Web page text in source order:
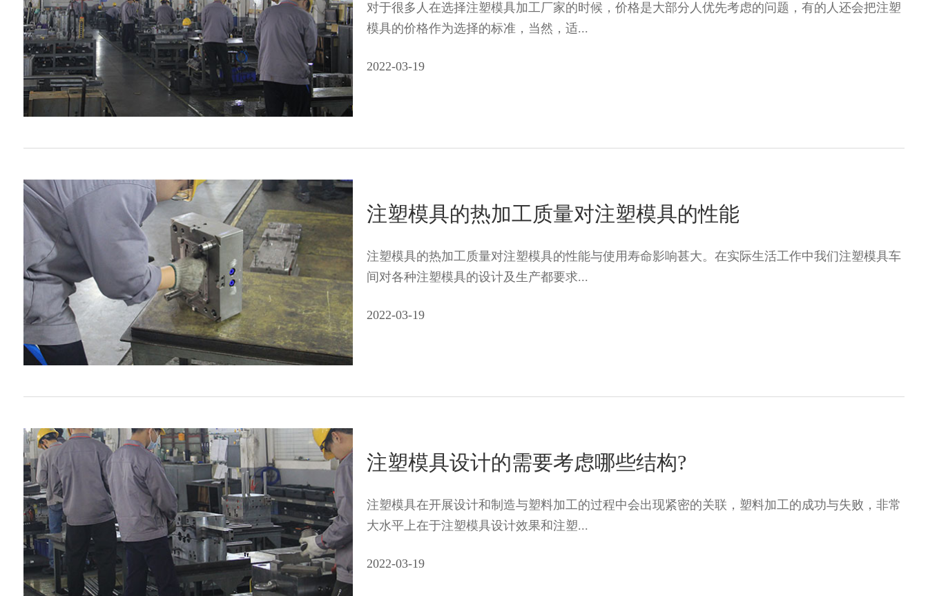
对于很多人在选择注塑模具加工厂家的时候，价格是大部分人优先考虑的问题，有的人还会把注塑
模具的价格作为选择的标准，当然，适...
2022-03-19
注塑模具的热加工质量对注塑模具的性能
注塑模具的热加工质量对注塑模具的性能与使用寿命影响甚大。在实际生活工作中我们注塑模具车
间对各种注塑模具的设计及生产都要求...
2022-03-19
注塑模具设计的需要考虑哪些结构?
注塑模具在开展设计和制造与塑料加工的过程中会出现紧密的关联，塑料加工的成功与失败，非常
大水平上在于注塑模具设计效果和注塑...
2022-03-19